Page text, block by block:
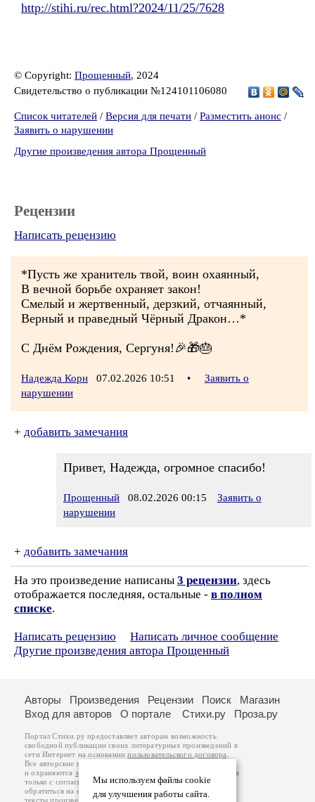
http://stihi.ru/rec.html?2024/11/25/7628
© Copyright: Прощенный, 2024
Свидетельство о публикации №124101106080
Список читателей / Версия для печати / Разместить анонс /
Заявить о нарушении
Другие произведения автора Прощенный
Рецензии
Написать рецензию
*Пусть же хранитель твой, воин охаянный,
В вечной борьбе охраняет закон!
Смелый и жертвенный, дерзкий, отчаянный,
Верный и праведный Чёрный Дракон…*
С Днём Рождения, Сергуня!🎉🎁🎂
Надежда Корн 07.02.2026 10:51 •
Заявить о
нарушении
+ добавить замечания
Привет, Надежда, огромное спасибо!
Прощенный 08.02.2026 00:15
Заявить о
нарушении
+ добавить замечания
На это произведение написаны 3 рецензии, здесь
отображается последняя, остальные - в полном
списке.
Написать рецензию
Написать личное сообщение
Другие произведения автора Прощенный
Мы используем файлы cookie
для улучшения работы сайта.
Авторы Произведения Рецензии Поиск
Магазин
Вход для авторов
О портале Стихи.ру Проза.ру
Портал Стихи.ру предоставляет авторам возможность
свободной публикации своих литературных произведений в
сети Интернет на основаниипользовательского договора
Все авторские права на произведения принадлежат авторам
и охраняются законом
. Перепечатка произведений возможна
только с согласия его автора, к которому вы можете
обратиться на его авторской странице. Ответственность за
тексты произведений авторы несут самостоятельно на